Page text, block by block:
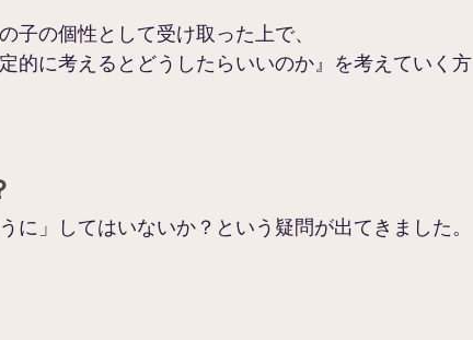
子の個性として受け取った上で、
的に考えるとどうしたらいいのか』を考えていく方
に」してはいないか？という疑問が出てきました。